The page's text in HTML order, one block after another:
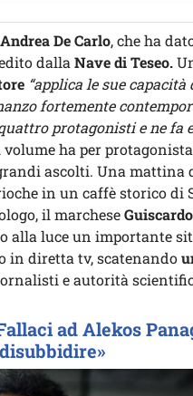
Andrea De Carlo, che ha
dalla Nave di Teseo.
“applica le sue
fortemente
protagonisti e ne fa
volume ha per protagonista
ascolti. Una mattina
in un caffè storico di
il marcheseGuiscardo
alla luce un importante
in diretta tv, scatenando
e autorità
ad Alekos